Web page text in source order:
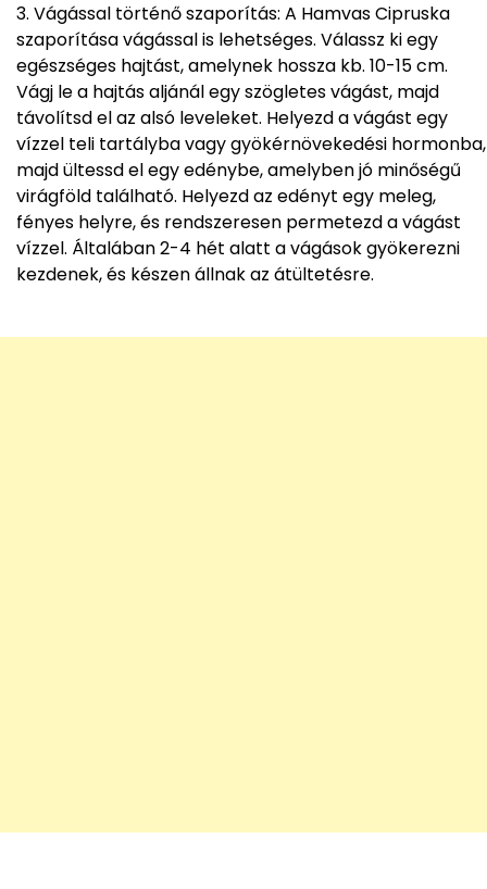
Vágással történő szaporítás: A Hamvas Cipruska
szaporítása vágással is lehetséges. Válassz ki egy
egészséges hajtást, amelynek hossza kb. 10-15 cm.
Vágj le a hajtás aljánál egy szögletes vágást, majd
távolítsd el az alsó leveleket. Helyezd a vágást egy
vízzel teli tartályba vagy gyökérnövekedési hormonba,
majd ültessd el egy edénybe, amelyben jó minőségű
virágföld található. Helyezd az edényt egy meleg,
fényes helyre, és rendszeresen permetezd a vágást
vízzel. Általában 2-4 hét alatt a vágások gyökerezni
kezdenek, és készen állnak az átültetésre.